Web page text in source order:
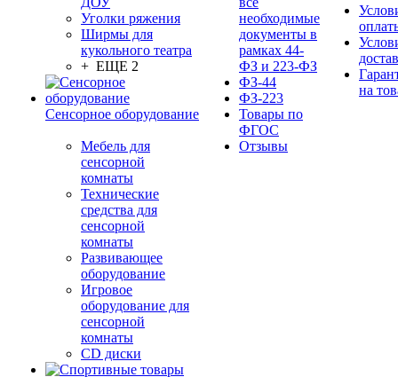
Уголки ряжения
Ширмы для
кукольного театра
+ ЕЩЕ 2
Сенсорное оборудование
Мебель для
сенсорной
комнаты
Технические
средства для
сенсорной
комнаты
Развивающее
оборудование
Игровое
оборудование для
сенсорной
комнаты
CD диски
необходимые
документы в
рамках 44-
ФЗ и 223-ФЗ
ФЗ-44
ФЗ-223
Товары по
ФГОС
Отзывы
на